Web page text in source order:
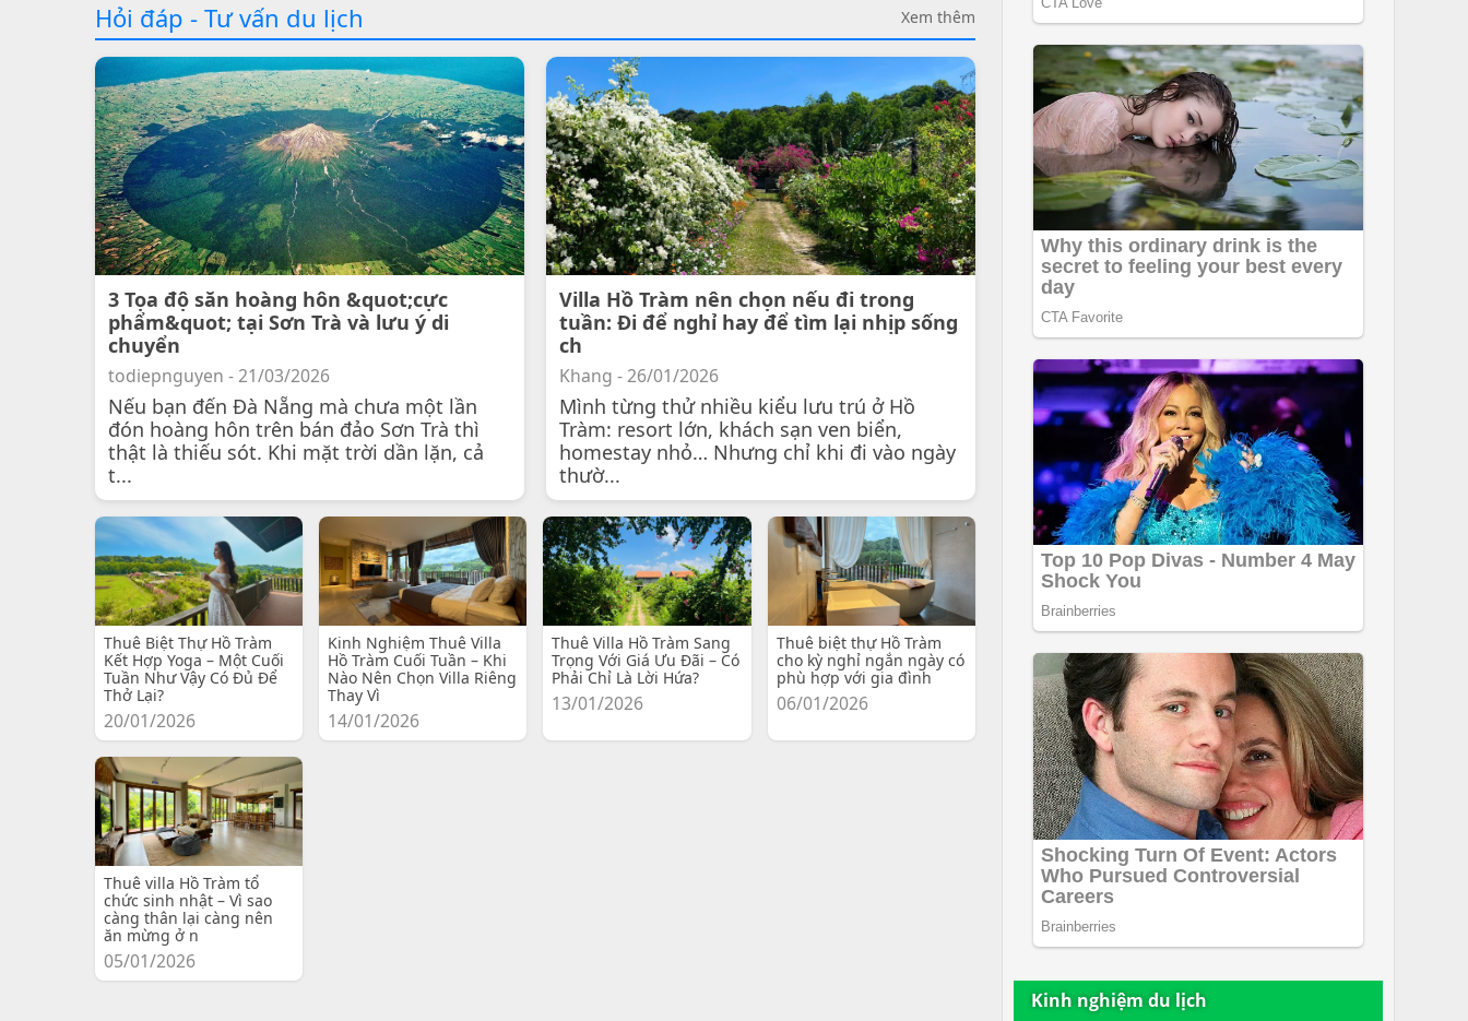
Kinh nghiệm du lịch
Hỏi đáp - Tư vấn du lịch Xem thêm
3 Tọa độ săn hoàng hôn &quot;cực
phẩm&quot; tại Sơn Trà và lưu ý di
chuyển
todiepnguyen - 21/03/2026
Nếu bạn đến Đà Nẵng mà chưa một lần
đón hoàng hôn trên bán đảo Sơn Trà thì
thật là thiếu sót. Khi mặt trời dần lặn, cả
t...
Villa Hồ Tràm nên chọn nếu đi trong
tuần: Đi để nghỉ hay để tìm lại nhịp sống
ch
Khang - 26/01/2026
Mình từng thử nhiều kiểu lưu trú ở Hồ
Tràm: resort lớn, khách sạn ven biển,
homestay nhỏ… Nhưng chỉ khi đi vào ngày
thườ...
Thuê Biệt Thự Hồ Tràm
Kết Hợp Yoga – Một Cuối
Tuần Như Vậy Có Đủ Để
Thở Lại?
20/01/2026
Kinh Nghiệm Thuê Villa
Hồ Tràm Cuối Tuần – Khi
Nào Nên Chọn Villa Riêng
Thay Vì
14/01/2026
Thuê Villa Hồ Tràm Sang
Trọng Với Giá Ưu Đãi – Có
Phải Chỉ Là Lời Hứa?
13/01/2026
Thuê biệt thự Hồ Tràm
cho kỳ nghỉ ngắn ngày có
phù hợp với gia đình
06/01/2026
Thuê villa Hồ Tràm tổ
chức sinh nhật – Vì sao
càng thân lại càng nên
ăn mừng ở n
05/01/2026